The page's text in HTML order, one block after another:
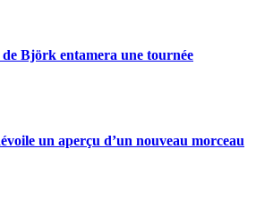
Björk entamera une tournée
un aperçu d’un nouveau morceau